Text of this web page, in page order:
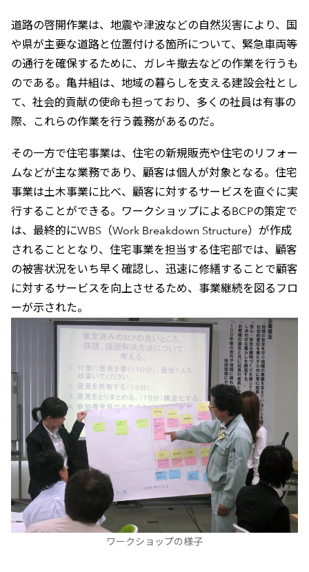
道路の啓開作業は、地震や津波などの自然災害により、国
や県が主要な道路と位置付ける箇所について、緊急車両等
の通行を確保するために、ガレキ撤去などの作業を行うも
のである。亀井組は、地域の暮らしを支える建設会社とし
て、社会的貢献の使命も担っており、多くの社員は有事の
際、これらの作業を行う義務があるのだ。
その一方で住宅事業は、住宅の新規販売や住宅のリフォー
ムなどが主な業務であり、顧客は個人が対象となる。住宅
事業は土木事業に比べ、顧客に対するサービスを直ぐに実
行することができる。ワークショップによるBCPの策定で
は、最終的にWBS（Work Breakdown Structure）が作成
されることとなり、住宅事業を担当する住宅部では、顧客
の被害状況をいち早く確認し、迅速に修繕することで顧客
に対するサービスを向上させるため、事業継続を図るフロ
ーが示された。
ワークショップの様子